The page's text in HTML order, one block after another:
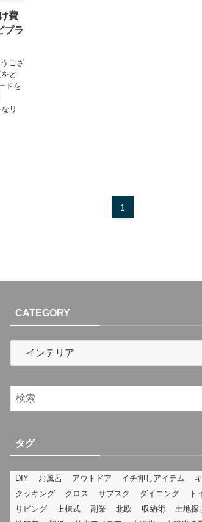
費
プラ
ござ
ど
ドを
リ
1
CATEGORY
CATEGORY
タグ
DIY お風呂 アウトドア イチ押しアイテム
クッキング
クロス サブスク ダイニング
ト
リビング
上棟式 副業 北欧 収納術
土地探